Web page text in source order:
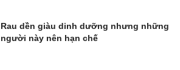
Rau dền giàu dinh dưỡng nhưng những
người này nên hạn chế